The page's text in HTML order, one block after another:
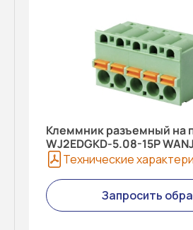
Клеммник разъемный на
WJ2EDGKD-5.08-15P
Технические
Запросить